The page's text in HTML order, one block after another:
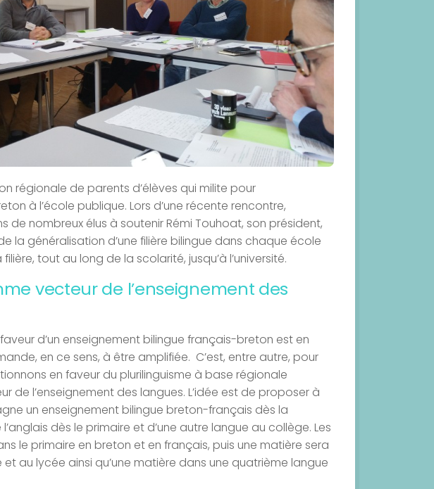
régionale de parents d’élèves qui milite pour
à l’école publique. Lors d’une récente rencontre,
de nombreux élus à soutenir Rémi Touhoat, son président,
la généralisation d’une filière bilingue dans chaque école
tout au long de la scolarité, jusqu’à l’université.
vecteur de l’enseignement des
d’un enseignement bilingue français-breton est en
en ce sens, à être amplifiée. C’est, entre autre, pour
en faveur du plurilinguisme à base régionale
l’enseignement des langues. L’idée est de proposer à
un enseignement bilingue breton-français dès la
dès le primaire et d’une autre langue au collège. Les
le primaire en breton et en français, puis une matière sera
au lycée ainsi qu’une matière dans une quatrième langue